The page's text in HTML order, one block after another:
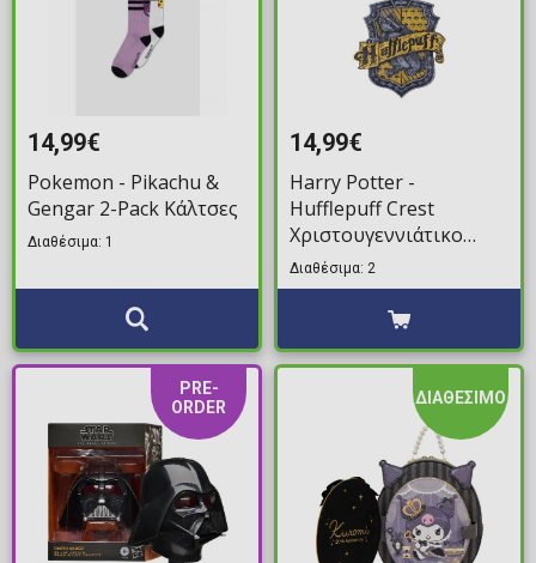
14,99€
Pokemon - Pikachu &
Gengar 2-Pack Κάλτσες
Διαθέσιμα: 1
14,99€
Harry Potter -
Hufflepuff Crest
Χριστουγεννιάτικο
Στολίδι (8cm)
Διαθέσιμα: 2
PRE-
ORDER
ΔΙΑΘΕΣΙΜΟ